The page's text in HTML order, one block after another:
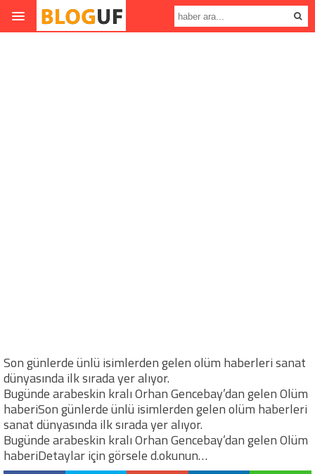
Son günlerde ünlü isimlerden gelen olüm haberleri sanat
dünyasında ilk sırada yer alıyor.
Bugünde arabeskin kralı Orhan Gencebay’dan gelen Olüm
haberiSon günlerde ünlü isimlerden gelen olüm haberleri
sanat dünyasında ilk sırada yer alıyor.
Bugünde arabeskin kralı Orhan Gencebay’dan gelen Olüm
haberiDetaylar için görsele d.okunun…